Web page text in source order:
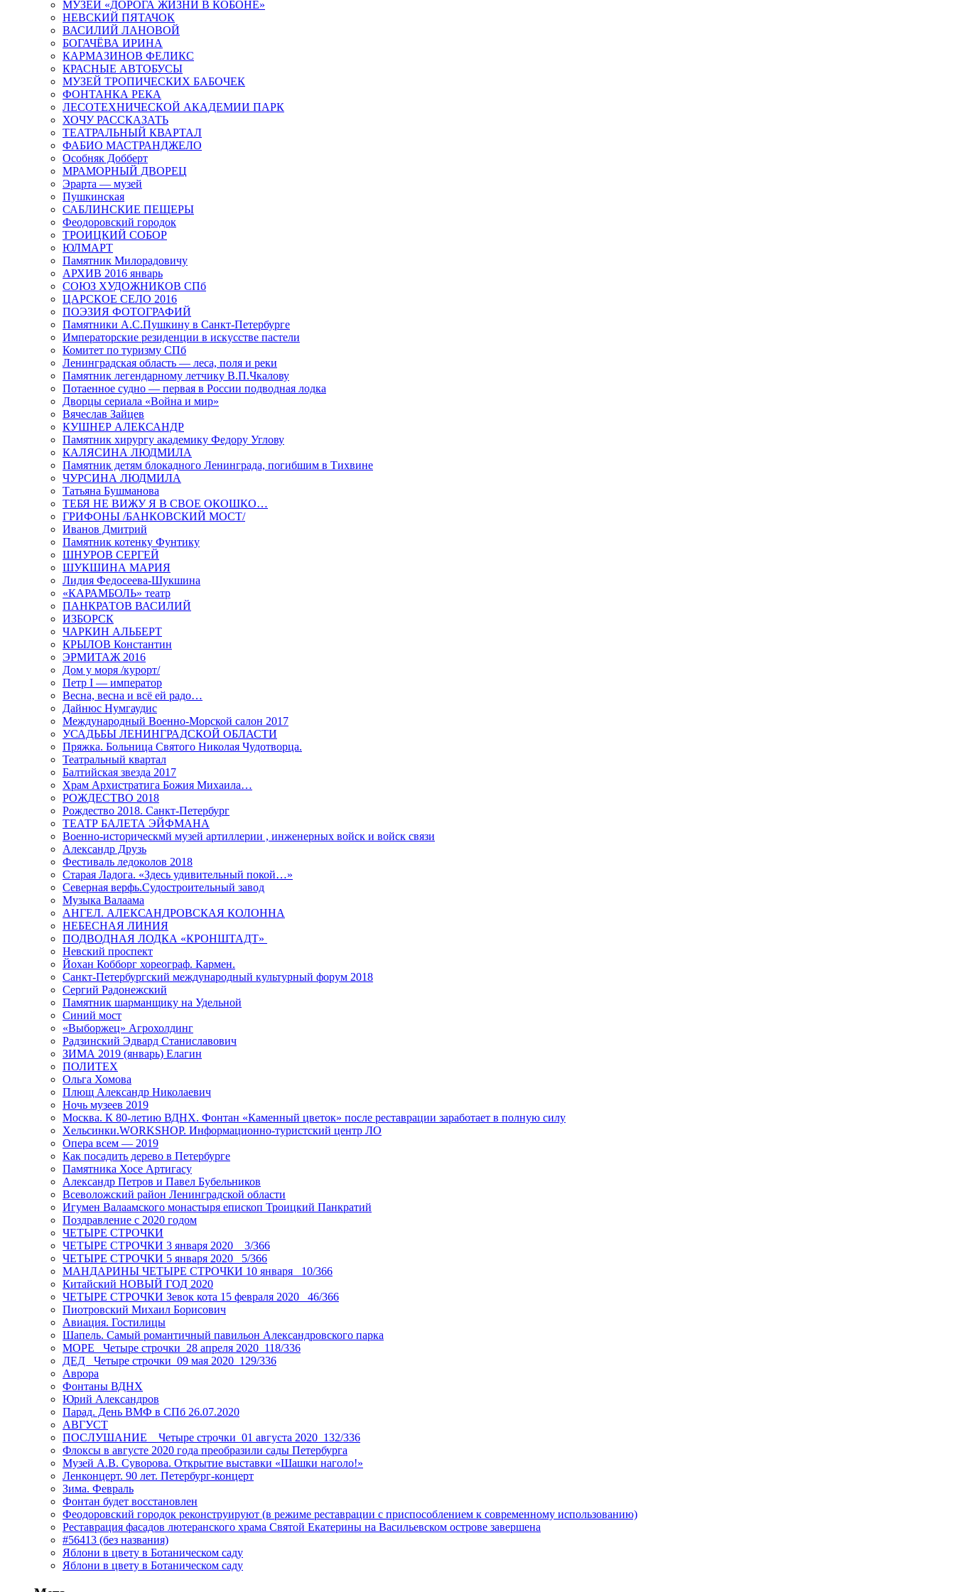
МУЗЕЙ «ДОРОГА ЖИЗНИ В КОБОНЕ»
НЕВСКИЙ ПЯТАЧОК
ВАСИЛИЙ ЛАНОВОЙ
БОГАЧЁВА ИРИНА
КАРМАЗИНОВ ФЕЛИКС
КРАСНЫЕ АВТОБУСЫ
МУЗЕЙ ТРОПИЧЕСКИХ БАБОЧЕК
ФОНТАНКА РЕКА
ЛЕСОТЕХНИЧЕСКОЙ АКАДЕМИИ ПАРК
ХОЧУ РАССКАЗАТЬ
ТЕАТРАЛЬНЫЙ КВАРТАЛ
ФАБИО МАСТРАНДЖЕЛО
Особняк Добберт
МРАМОРНЫЙ ДВОРЕЦ
Эрарта — музей
Пушкинская
САБЛИНСКИЕ ПЕЩЕРЫ
Феодоровский городок
ТРОИЦКИЙ СОБОР
ЮЛМАРТ
Памятник Милорадовичу
АРХИВ 2016 январь
СОЮЗ ХУДОЖНИКОВ СПб
ЦАРСКОЕ СЕЛО 2016
ПОЭЗИЯ ФОТОГРАФИЙ
Памятники А.С.Пушкину в Санкт-Петербурге
Императорские резиденции в искусстве пастели
Комитет по туризму СПб
Ленинградская область — леса, поля и реки
Памятник легендарному летчику В.П.Чкалову
Потаенное судно — первая в России подводная лодка
Дворцы сериала «Война и мир»
Вячеслав Зайцев
КУШНЕР АЛЕКСАНДР
Памятник хирургу академику Федору Углову
КАЛЯСИНА ЛЮДМИЛА
Памятник детям блокадного Ленинграда, погибшим в Тихвине
ЧУРСИНА ЛЮДМИЛА
Татьяна Бушманова
ТЕБЯ НЕ ВИЖУ Я В СВОЕ ОКОШКО…
ГРИФОНЫ /БАНКОВСКИЙ МОСТ/
Иванов Дмитрий
Памятник котенку Фунтику
ШНУРОВ СЕРГЕЙ
ШУКШИНА МАРИЯ
Лидия Федосеева-Шукшина
«КАРАМБОЛЬ» театр
ПАНКРАТОВ ВАСИЛИЙ
ИЗБОРСК
ЧАРКИН АЛЬБЕРТ
КРЫЛОВ Константин
ЭРМИТАЖ 2016
Дом у моря /курорт/
Петр I — император
Весна, весна и всё ей радо…
Дайнюс Нумгаудис
Международный Военно-Морской салон 2017
УСАДЬБЫ ЛЕНИНГРАДСКОЙ ОБЛАСТИ
Пряжка. Больница Святого Николая Чудотворца.
Театральный квартал
Балтийская звезда 2017
Храм Архистратига Божия Михаила…
РОЖДЕСТВО 2018
Рождество 2018. Санкт-Петербург
ТЕАТР БАЛЕТА ЭЙФМАНА
Военно-историческмй музей артиллерии , инженерных войск и войск связи
Александр Друзь
Фестиваль ледоколов 2018
Старая Ладога. «Здесь удивительный покой…»
Северная верфь.Судостроительный завод
Музыка Валаама
АНГЕЛ. АЛЕКСАНДРОВСКАЯ КОЛОННА
НЕБЕСНАЯ ЛИНИЯ
ПОДВОДНАЯ ЛОДКА «КРОНШТАДТ»
Невский проспект
Йохан Кобборг хореограф. Кармен.
Санкт-Петербургский международный культурный форум 2018
Сергий Радонежский
Памятник шарманщику на Удельной
Синий мост
«Выборжец» Агрохолдинг
Радзинский Эдвард Станиславович
ЗИМА 2019 (январь) Елагин
ПОЛИТЕХ
Ольга Хомова
Плющ Александр Николаевич
Ночь музеев 2019
Москва. К 80-летию ВДНХ. Фонтан «Каменный цветок» после реставрации заработает в полную силу
Хельсинки.WORKSHOP. Информационно-туристский центр ЛО
Опера всем — 2019
Как посадить дерево в Петербурге
Памятника Хосе Артигасу
Александр Петров и Павел Бубельников
Всеволожский район Ленинградской области
Игумен Валаамского монастыря епископ Троицкий Панкратий
Поздравление с 2020 годом
ЧЕТЫРЕ СТРОЧКИ
ЧЕТЫРЕ СТРОЧКИ 3 января 2020 _ 3/366
ЧЕТЫРЕ СТРОЧКИ 5 января 2020_ 5/366
МАНДАРИНЫ ЧЕТЫРЕ СТРОЧКИ 10 января _10/366
Китайский НОВЫЙ ГОД 2020
ЧЕТЫРЕ СТРОЧКИ Зевок кота 15 февраля 2020_ 46/366
Пиотровский Михаил Борисович
Авиация. Гостилицы
Шапель. Самый романтичный павильон Александровского парка
МОРЕ _Четыре строчки_28 апреля 2020_118/336
ДЕД _Четыре строчки_09 мая 2020_129/336
Аврора
Фонтаны ВДНХ
Юрий Александров
Парад. День ВМФ в СПб 26.07.2020
АВГУСТ
ПОСЛУШАНИЕ _ Четыре строчки_01 августа 2020_132/336
Флоксы в августе 2020 года преобразили сады Петербурга
Музей А.В. Суворова. Открытие выставки «Шашки наголо!»
Ленконцерт. 90 лет. Петербург-концерт
Зима. Февраль
Фонтан будет восстановлен
Феодоровский городок реконструируют (в режиме реставрации с приспособлением к современному использованию)
Реставрация фасадов лютеранского храма Святой Екатерины на Васильевском острове завершена
#56413 (без названия)
Яблони в цвету в Ботаническом саду
Яблони в цвету в Ботаническом саду